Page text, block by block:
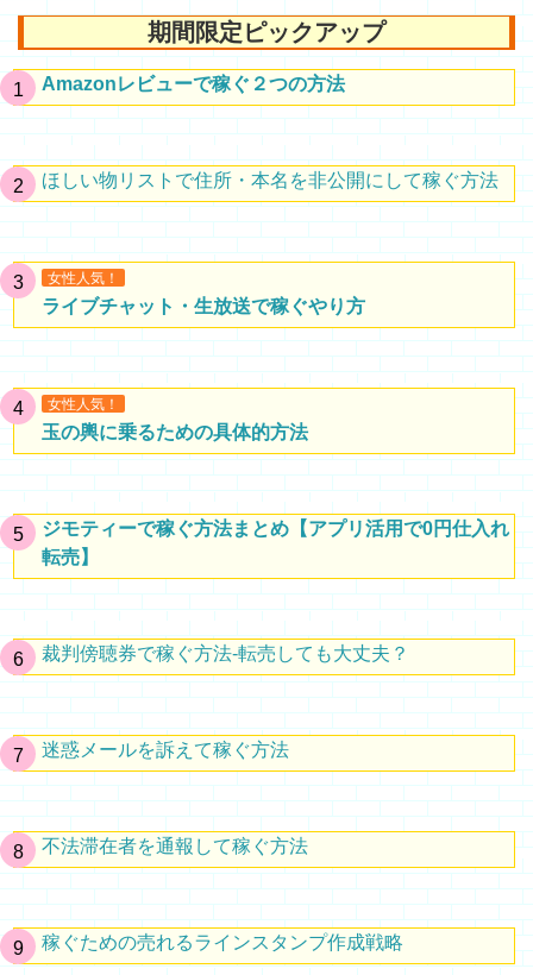
期間限定ピックアップ
Amazonレビューで稼ぐ２つの方法
ほしい物リストで住所・本名を非公開にして稼ぐ方法
女性人気！
ライブチャット・生放送で稼ぐやり方
女性人気！
玉の輿に乗るための具体的方法
ジモティーで稼ぐ方法まとめ【アプリ活用で0円仕入れ
転売】
裁判傍聴券で稼ぐ方法-転売しても大丈夫？
迷惑メールを訴えて稼ぐ方法
不法滞在者を通報して稼ぐ方法
稼ぐための売れるラインスタンプ作成戦略